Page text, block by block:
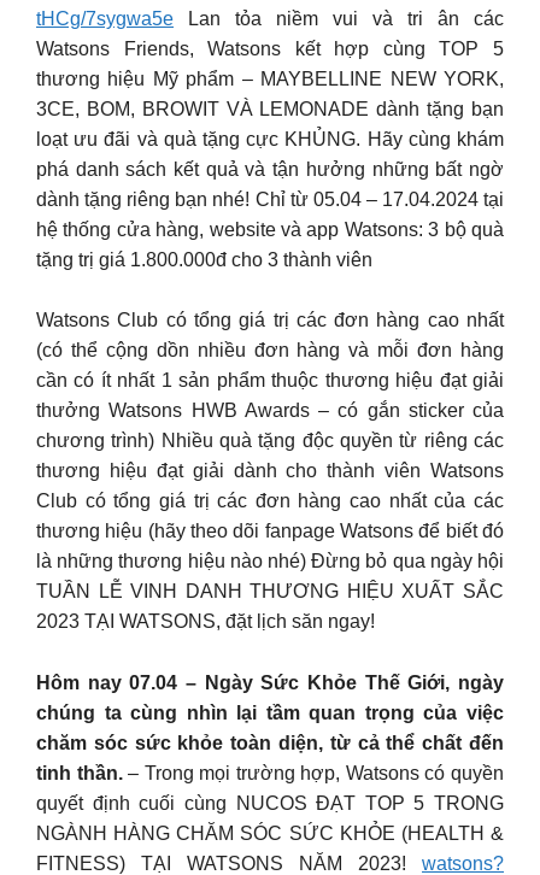
tHCg/7sygwa5e Lan tỏa niềm vui và tri ân các
Watsons Friends, Watsons kết hợp cùng TOP 5
thương hiệu Mỹ phẩm – MAYBELLINE NEW YORK,
3CE, BOM, BROWIT VÀ LEMONADE dành tặng bạn
loạt ưu đãi và quà tặng cực KHỦNG. Hãy cùng khám
phá danh sách kết quả và tận hưởng những bất ngờ
dành tặng riêng bạn nhé! Chỉ từ 05.04 – 17.04.2024 tại
hệ thống cửa hàng, website và app Watsons: 3 bộ quà
tặng trị giá 1.800.000đ cho 3 thành viên
Watsons Club có tổng giá trị các đơn hàng cao nhất
(có thể cộng dồn nhiều đơn hàng và mỗi đơn hàng
cần có ít nhất 1 sản phẩm thuộc thương hiệu đạt giải
thưởng Watsons HWB Awards – có gắn sticker của
chương trình) Nhiều quà tặng độc quyền từ riêng các
thương hiệu đạt giải dành cho thành viên Watsons
Club có tổng giá trị các đơn hàng cao nhất của các
thương hiệu (hãy theo dõi fanpage Watsons để biết đó
là những thương hiệu nào nhé) Đừng bỏ qua ngày hội
TUẦN LỄ VINH DANH THƯƠNG HIỆU XUẤT SẮC
2023 TẠI WATSONS, đặt lịch săn ngay!
Hôm nay 07.04 – Ngày Sức Khỏe Thế Giới, ngày
chúng ta cùng nhìn lại tầm quan trọng của việc
chăm sóc sức khỏe toàn diện, từ cả thể chất đến
tinh thần.– Trong mọi trường hợp, Watsons có quyền
quyết định cuối cùng NUCOS ĐẠT TOP 5 TRONG
NGÀNH HÀNG CHĂM SÓC SỨC KHỎE (HEALTH &
FITNESS) TẠI WATSONS NĂM 2023! watsons?